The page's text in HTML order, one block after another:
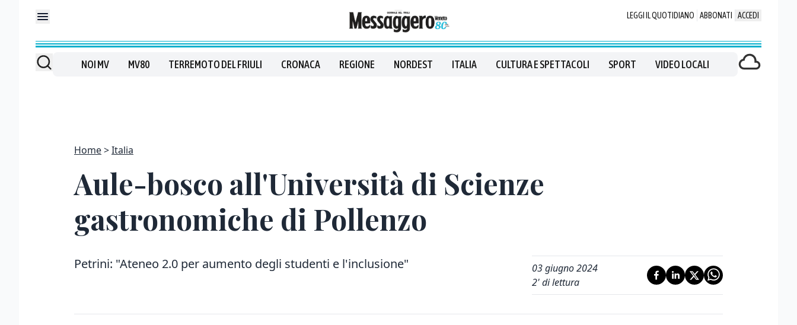
LEGGI IL QUOTIDIANO ABBONATI ACCEDI
NOI MV MV80 TERREMOTO DEL FRIULI CRONACA REGIONE NORDEST ITALIA CULTURA E SPETTACOLI SPORT VIDEO LOCALI
Home Italia
Aule-bosco all'Università di Scienze
gastronomiche di Pollenzo
Petrini: "Ateneo 2.0 per aumento degli studenti e l'inclusione"
03 giugno 2024
2' di lettura